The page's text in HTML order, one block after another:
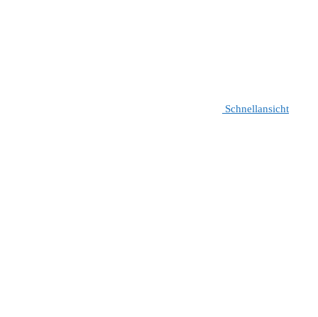
Schnellansicht